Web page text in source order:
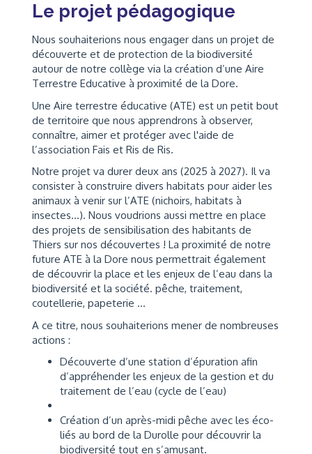
Le projet pédagogique
Nous souhaiterions nous engager dans un projet de
découverte et de protection de la biodiversité
autour de notre collège via la création d’une Aire
Terrestre Educative à proximité de la Dore.
Une Aire terrestre éducative (ATE) est un petit bout
de territoire que nous apprendrons à observer,
connaître, aimer et protéger avec l'aide de
l’association Fais et Ris de Ris.
Notre projet va durer deux ans (2025 à 2027). Il va
consister à construire divers habitats pour aider les
animaux à venir sur l’ATE (nichoirs, habitats à
insectes…). Nous voudrions aussi mettre en place
des projets de sensibilisation des habitants de
Thiers sur nos découvertes ! La proximité de notre
future ATE à la Dore nous permettrait également
de découvrir la place et les enjeux de l’eau dans la
biodiversité et la société. pêche, traitement,
coutellerie, papeterie …
A ce titre, nous souhaiterions mener de nombreuses
actions :
Découverte d’une station d’épuration afin
d’appréhender les enjeux de la gestion et du
traitement de l’eau (cycle de l’eau)
Création d’un après-midi pêche avec les éco-
liés au bord de la Durolle pour découvrir la
biodiversité tout en s’amusant.